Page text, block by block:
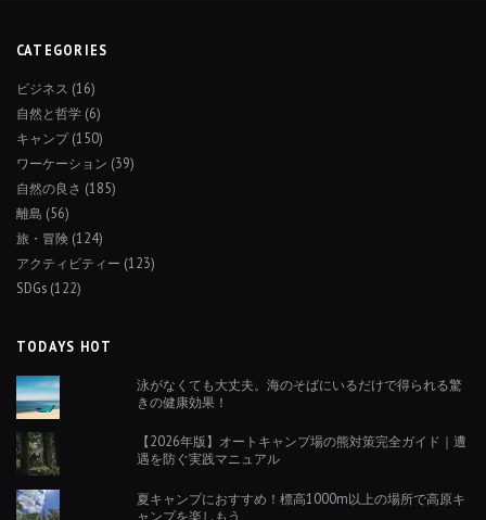
CATEGORIES
ビジネス (16)
自然と哲学 (6)
キャンプ(150)
ワーケーション (39)
自然の良さ (185)
離島 (56)
旅・冒険 (124)
アクティビティー (123)
SDGs (122)
TODAYS HOT
泳がなくても大丈夫。海のそばにいるだけで得られる驚
きの健康効果！
【2026年版】オートキャンプ場の熊対策完全ガイド｜遭
遇を防ぐ実践マニュアル
夏キャンプにおすすめ！標高1000m以上の場所で高原キ
ャンプを楽しもう